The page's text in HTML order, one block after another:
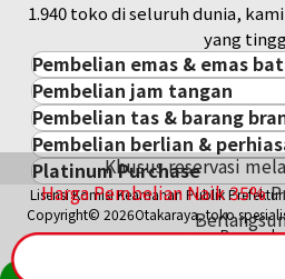
Khusus reservasi
Harga Pembelian Naik35%
1.940 toko di seluruh dunia,
yang
Pembelian emas & emas
Pembelian emas & emas
Emas Batangan / Gold Bar
Koin Emas
Harga Pasar Emas / Kurs
Aksesoris Emas
Cincin Emas
Pembelian jam tangan
Pembelian jam tangan
ROLEX
PATEK PHILIPPE
AUDEMARS PIGUET
VACHERON CONSTANTIN
Pembelian tas & barang
Pembelian tas & barang
Cartier
LOUIS VUITTON
Hermès
Pembelian berlian &
Pembelian berlian &
Berlian
Zamrud
Platinum Purchase
Platinum
Lisensi Komisi Keamanan Publik
Copyright© 2026Otakaraya, toko
Reserved.